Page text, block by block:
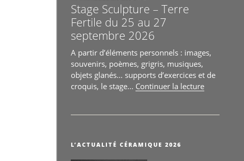
2026 »
Stage Sculpture – Terre
Fertile du 25 au 27
septembre 2026
A partir d’éléments personnels : images,
souvenirs, poèmes, grigris, musiques,
objets glanés… supports d’exercices et de
croquis, le stage... Continuer la lecturede
L’ACTUALITÉ CÉRAMIQUE 2026